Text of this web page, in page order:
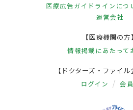
医療広告ガイドラインにつ
運営会社
【医療機関の方】
情報掲載にあたって
【ドクターズ・ファイル
ログイン 会